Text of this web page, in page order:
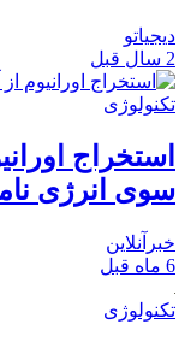
دیجیاتو
2 سال قبل
تکنولوژی
استخراج
سوی انرژی
خبرآنلاین
6 ماه قبل
تکنولوژی